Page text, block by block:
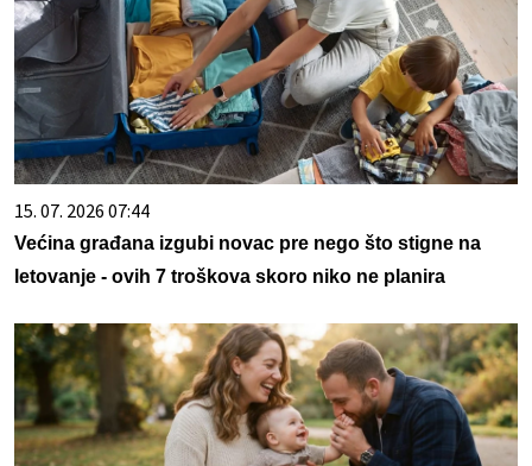
15. 07. 2026 07:44
Većina građana izgubi novac pre nego što stigne na
letovanje - ovih 7 troškova skoro niko ne planira